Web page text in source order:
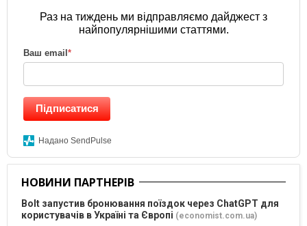
Раз на тиждень ми відправляємо дайджест з
найпопулярнішими статтями.
Ваш email *
Підписатися
Надано SendPulse
НОВИНИ ПАРТНЕРІВ
Bolt запустив бронювання поїздок через ChatGPT для
користувачів в Україні та Європі (economist.com.ua)